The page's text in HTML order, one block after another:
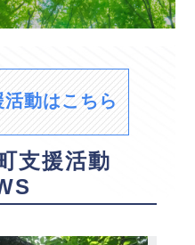
動はこちら
支援活動